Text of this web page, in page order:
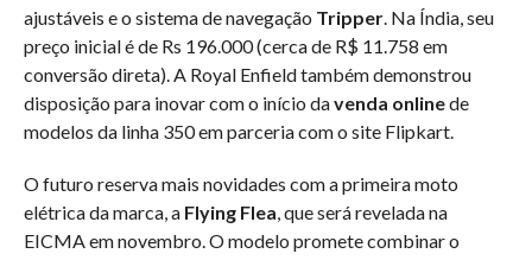
ajustáveis e o sistema de navegação Tripper. Na Índia, seu
preço inicial é de Rs 196.000 (cerca de R$ 11.758 em
conversão direta). A Royal Enfield também demonstrou
disposição para inovar com o início davenda onlinede
modelos da linha 350 em parceria com o site Flipkart.
O futuro reserva mais novidades com a primeira moto
elétrica da marca, a Flying Flea, que será revelada na
EICMA em novembro. O modelo promete combinar o